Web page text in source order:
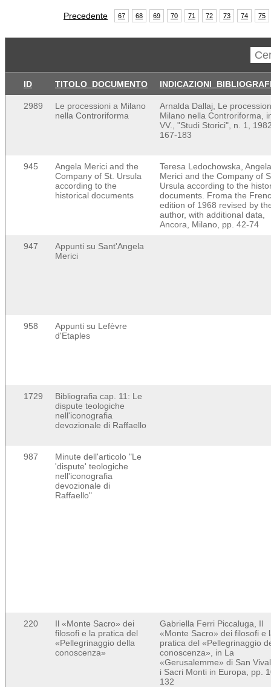
Precedente 67 68 69 70 71 72 73 74 75
ID TITOLO_DOCUMENTO
2989
Le processioni a Milano
nella Controriforma
Arnalda Dallaj, Le
Milano nella Controriforma,
VV., "Studi Storici", n. 1,
167-183
945
Angela Merici and the
Company of St. Ursula
according to the
historical documents
Teresa Ledochowska, Angela
Merici and the Company of
Ursula according to the
documents. Froma the
edition of 1968 revised by
author, with additional data,
Ancora, Milano, pp. 42-74
947
Appunti su Sant'Angela
Merici
958
Appunti su Lefèvre
d'Etaples
1729
Bibliografia cap. 11: Le
dispute teologiche
nell'iconografia
devozionale di Raffaello
987
Minute dell'articolo "Le
'dispute' teologiche
nell'iconografia
devozionale di
Raffaello"
220
Il «Monte Sacro» dei
filosofi e la pratica del
«Pellegrinaggio della
conoscenza»
Gabriella Ferri Piccaluga, Il
«Monte Sacro» dei filosofi e
pratica del «Pellegrinaggio
conoscenza», in La
«Gerusalemme» di San
i Sacri Monti in Europa, pp.
132